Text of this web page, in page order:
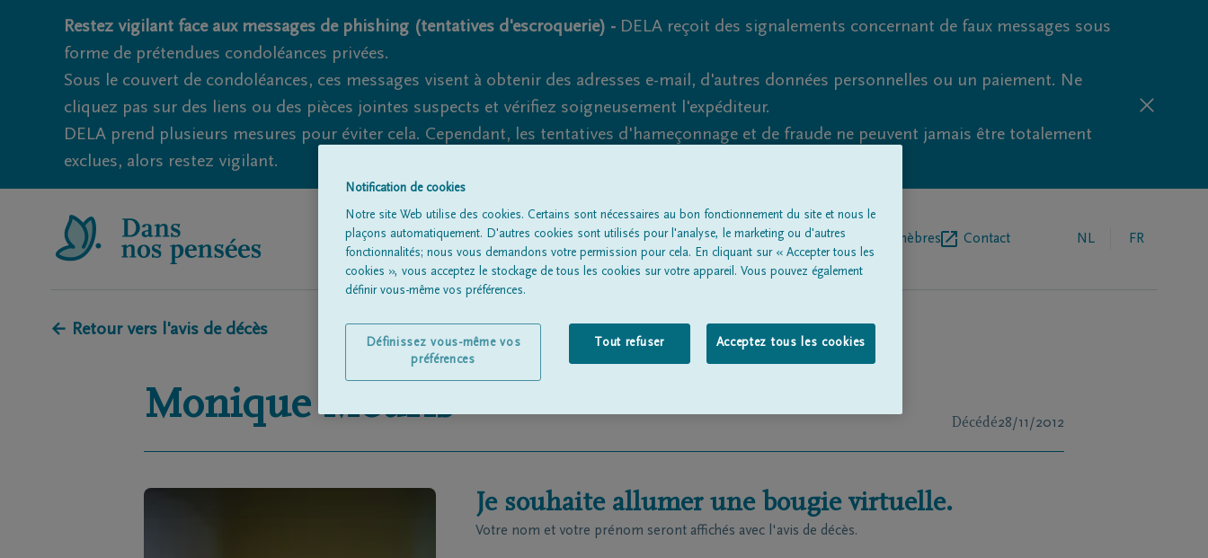
Restez vigilant face aux messages de phishing (tentatives d'escroquerie) - DELA reçoit des signalements concernant de faux messages sous
forme de prétendues condoléances privées.
Sous le couvert de condoléances, ces messages visent à obtenir des adresses e-mail, d'autres données personnelles ou un paiement. Ne
cliquez pas sur des liens ou des pièces jointes suspects et vérifiez soigneusement l'expéditeur.
DELA prend plusieurs mesures pour éviter cela. Cependant, les tentatives d'hameçonnage et de fraude ne peuvent jamais être totalement
exclues, alors restez vigilant.
Tous les avis de décèsÀ propos de nousEntrepreneur de pompes funèbres Contact NL FR
← Retour vers l'avis de décès
Monique Meuris Décédé28/11/2012
Je souhaite allumer une bougie virtuelle.
Votre nom et votre prénom seront affichés avec l'avis de décès.
Notification de cookies
Notre site Web utilise des cookies. Certains sont nécessaires au bon fonctionnement du site et nous le
plaçons automatiquement. D'autres cookies sont utilisés pour l'analyse, le marketing ou d'autres
fonctionnalités; nous vous demandons votre permission pour cela. En cliquant sur « Accepter tous les
cookies », vous acceptez le stockage de tous les cookies sur votre appareil. Vous pouvez également
définir vous-même vos préférences.
Tout refuser Acceptez tous les cookies
Définissez vous-même vos
préférences